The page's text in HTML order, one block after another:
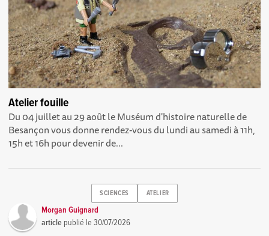
Atelier fouille
Du 04 juillet au 29 août le Muséum d'histoire naturelle de
Besançon vous donne rendez-vous du lundi au samedi à 11h,
15h et 16h pour devenir de...
SCIENCES ATELIER
Morgan Guignard
article publié le30/07/2026